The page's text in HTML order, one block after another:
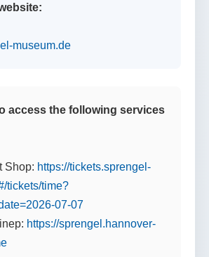
museum.de
access the following services
Shop: https://tickets.sprengel-
tickets/time?
07-07
https://sprengel.hannover-